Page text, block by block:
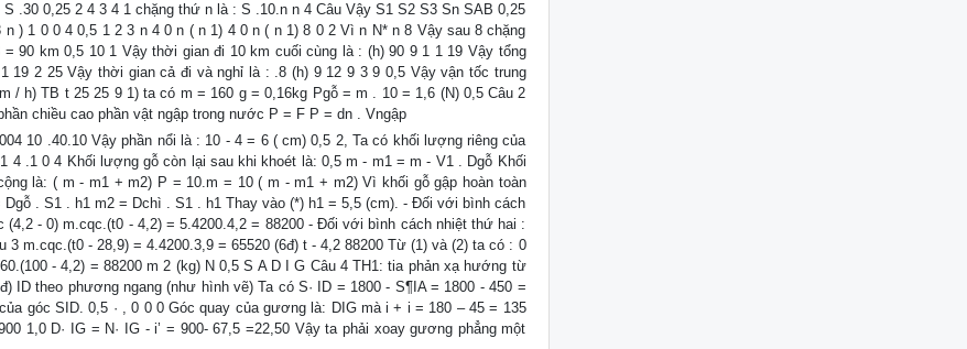
.30 0,25 2 4 3 4 1 chặng thứ n là : S .10.n n 4 Câu Vậy S1 S2 S3 Sn SAB 0,25
) 1 0 0 4 0,5 1 2 3 n 4 0 n ( n 1) 4 0 n ( n 1) 8 0 2 Vì n N* n 8 Vậy sau 8 chặng
90 km 0,5 10 1 Vậy thời gian đi 10 km cuối cùng là : (h) 90 9 1 1 19 Vậy tổng
2 25 Vậy thời gian cả đi và nghỉ là : .8 (h) 9 12 9 3 9 0,5 Vậy vận tốc trung
/ h) TB t 25 25 9 1) ta có m = 160 g = 0,16kg Pgỗ = m . 10 = 1,6 (N) 0,5 Câu 2
chiều cao phần vật ngập trong nước P = F P = dn . Vngập
10 .40.10 Vậy phần nổi là : 10 - 4 = 6 ( cm) 0,5 2, Ta có khối lượng riêng của
.1 0 4 Khối lượng gỗ còn lại sau khi khoét là: 0,5 m - m1 = m - V1 . Dgỗ Khối
là: ( m - m1 + m2) P = 10.m = 10 ( m - m1 + m2) Vì khối gỗ gập hoàn toàn
. S1 . h1 m2 = Dchì . S1 . h1 Thay vào (*) h1 = 5,5 (cm). - Đối với bình cách
- 0) m.cqc.(t0 - 4,2) = 5.4200.4,2 = 88200 - Đối với bình cách nhiệt thứ hai :
m.cqc.(t0 - 28,9) = 4.4200.3,9 = 65520 (6đ) t - 4,2 88200 Từ (1) và (2) ta có : 0
- 4,2) = 88200 m 2 (kg) N 0,5 S A D I G Câu 4 TH1: tia phản xạ hướng từ
ID theo phương ngang (như hình vẽ) Ta có S· ID = 1800 - S¶IA = 1800 - 450 =
góc SID. 0,5 · , 0 0 0 Góc quay của gương là: DIG mà i + i = 180 – 45 = 135
1,0 D· IG = N· IG - i’ = 900- 67,5 =22,50 Vậy ta phải xoay gương phẳng một